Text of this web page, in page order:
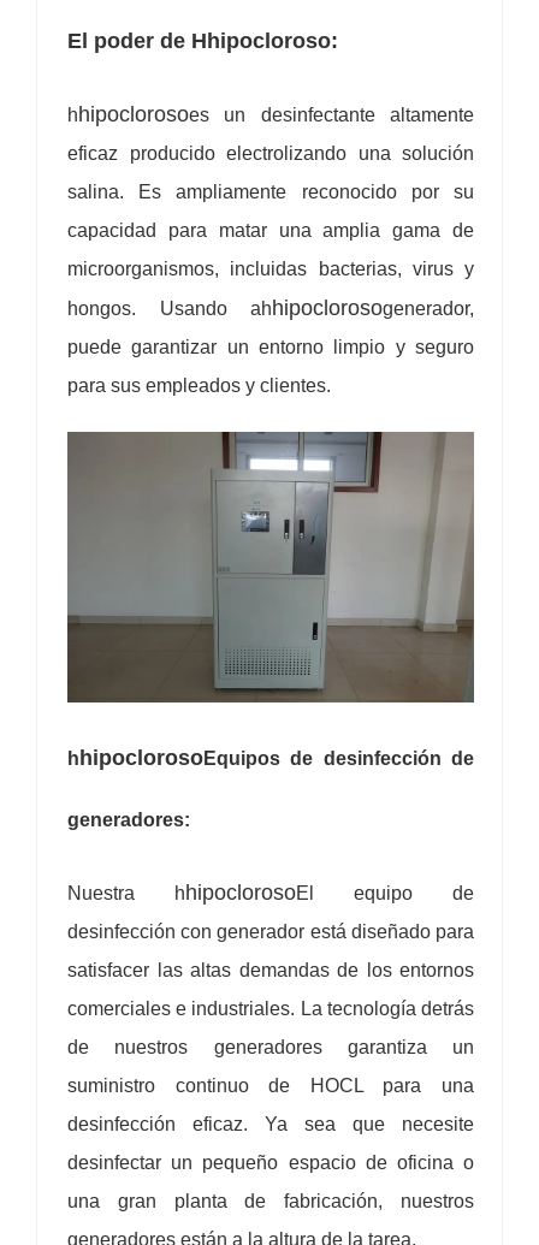
El poder de Hhipocloroso:
hhipoclorosoes un desinfectante altamente
eficaz producido electrolizando una solución
salina. Es ampliamente reconocido por su
capacidad para matar una amplia gama de
microorganismos, incluidas bacterias, virus y
hongos. Usando ahhipoclorosogenerador,
puede garantizar un entorno limpio y seguro
para sus empleados y clientes.
hhipoclorosoEquipos de desinfección de
generadores:
Nuestra hhipoclorosoEl equipo de
desinfección con generador está diseñado para
satisfacer las altas demandas de los entornos
comerciales e industriales. La tecnología detrás
de nuestros generadores garantiza un
suministro continuo de HOCL para una
desinfección eficaz. Ya sea que necesite
desinfectar un pequeño espacio de oficina o
una gran planta de fabricación, nuestros
generadores están a la altura de la tarea.